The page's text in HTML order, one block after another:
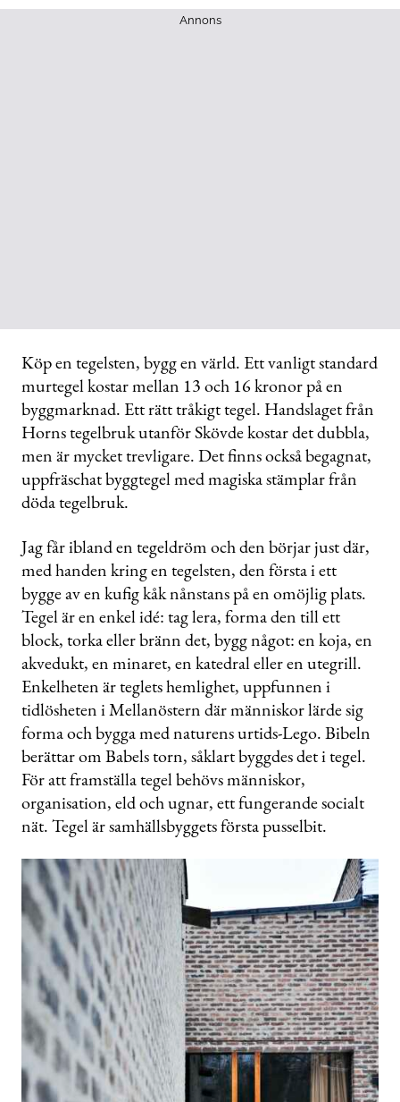
Annons
Köp en tegelsten, bygg en värld. Ett vanligt standard
murtegel kostar mellan 13 och 16 kronor på en
byggmarknad. Ett rätt tråkigt tegel. Handslaget från
Horns tegelbruk utanför Skövde kostar det dubbla,
men är mycket trevligare. Det finns också begagnat,
uppfräschat byggtegel med magiska stämplar från
döda tegelbruk.
Jag får ibland en tegeldröm och den börjar just där,
med handen kring en tegelsten, den första i ett
bygge av en kufig kåk nånstans på en omöjlig plats.
Tegel är en enkel idé: tag lera, forma den till ett
block, torka eller bränn det, bygg något: en koja, en
akvedukt, en minaret, en katedral eller en utegrill.
Enkelheten är teglets hemlighet, uppfunnen i
tidlösheten i Mellanöstern där människor lärde sig
forma och bygga med naturens urtids-Lego. Bibeln
berättar om Babels torn, såklart byggdes det i tegel.
För att framställa tegel behövs människor,
organisation, eld och ugnar, ett fungerande socialt
nät. Tegel är samhällsbyggets första pusselbit.